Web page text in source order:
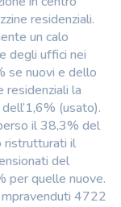
residenziali.
un calo
degli uffici nei
se nuovi e dello
residenziali la
(usato).
il 38,3% del
ristrutturati il
del
per quelle nuove.
4722